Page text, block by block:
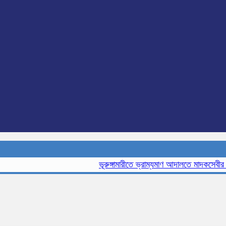
ভূরুঙ্গামারীতে ভ্রাম্যমাণ আদালতে মাদকসেবীর এক